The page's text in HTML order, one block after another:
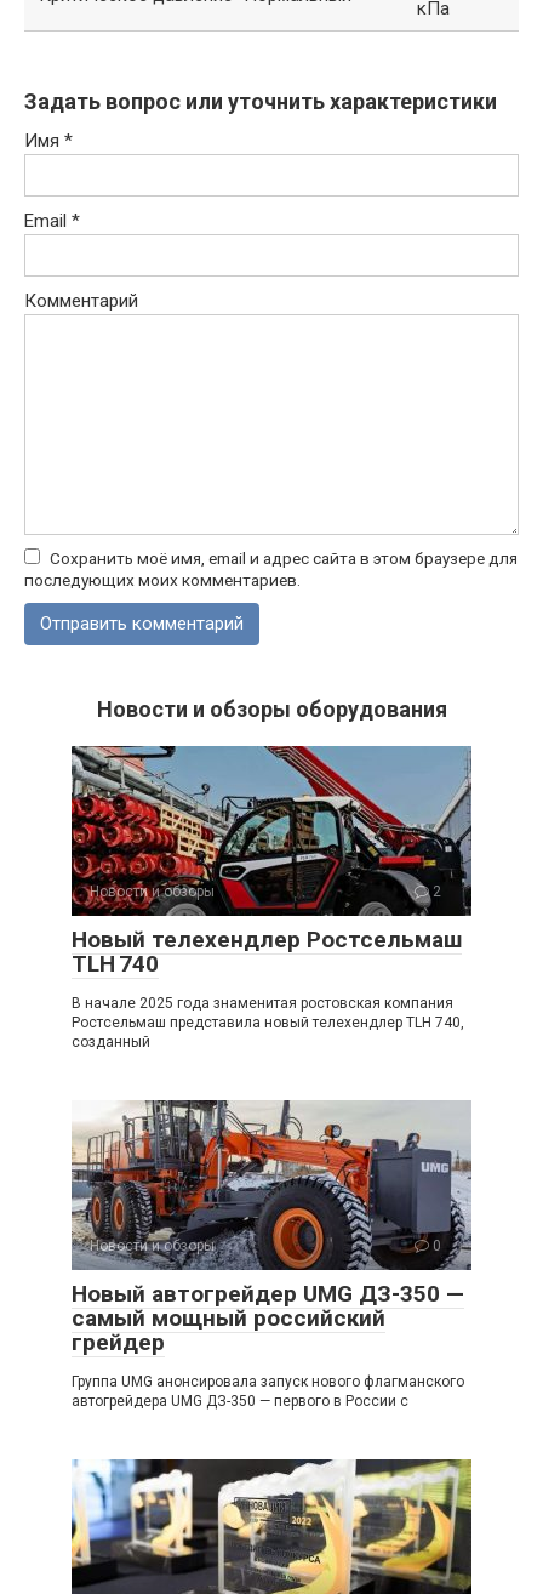
кПа
Задать вопрос или уточнить характеристики
Имя *
Email *
Комментарий
Сохранить моё имя, email и адрес сайта в этом браузере для
последующих моих комментариев.
Новости и обзоры оборудования
Новости и обзоры 2
Новый телехендлер Ростсельмаш
TLH 740
В начале 2025 года знаменитая ростовская компания
Ростсельмаш представила новый телехендлер TLH 740,
созданный
Новости и обзоры 0
Новый автогрейдер UMG ДЗ-350 —
самый мощный российский
грейдер
Группа UMG анонсировала запуск нового флагманского
автогрейдера UMG ДЗ-350 — первого в России с